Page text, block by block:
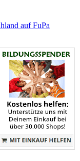
auf FuPa